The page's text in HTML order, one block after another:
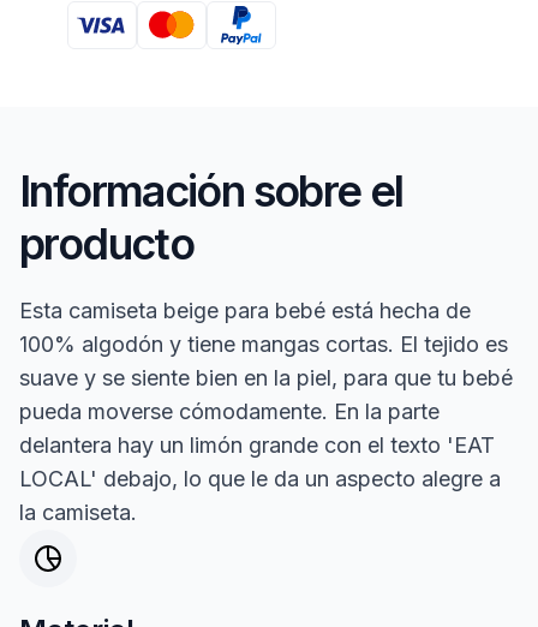
Información sobre el
producto
Esta camiseta beige para bebé está hecha de
100% algodón y tiene mangas cortas. El tejido es
suave y se siente bien en la piel, para que tu bebé
pueda moverse cómodamente. En la parte
delantera hay un limón grande con el texto 'EAT
LOCAL' debajo, lo que le da un aspecto alegre a
la camiseta.